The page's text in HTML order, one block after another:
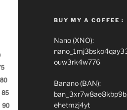
BUY MY A COFFEE :
Nano (XNO):
ouw3rk4w776
Banano (BAN):
ehetmzj4yt